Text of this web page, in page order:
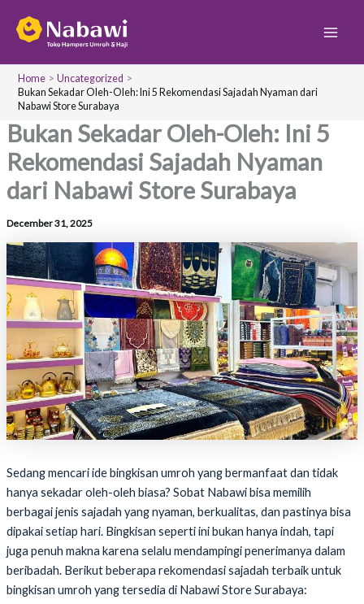
Home
Uncategorized
Bukan Sekadar Oleh-Oleh: Ini 5 Rekomendasi Sajadah Nyaman dari
Nabawi Store Surabaya
Bukan Sekadar Oleh-Oleh: Ini 5
Rekomendasi Sajadah Nyaman
dari Nabawi Store Surabaya
December 31, 2025
Sedang mencari ide bingkisan umroh yang bermanfaat dan tidak
hanya sekadar oleh-oleh biasa? Sobat Nabawi bisa memilih
berbagai jenis sajadah yang nyaman, berkualitas, dan pastinya bisa
dipakai setiap hari. Bingkisan seperti ini bukan hanya indah, tapi
juga penuh makna karena selalu mendampingi penerimanya dalam
beribadah. Berikut beberapa rekomendasi sajadah terbaik untuk
bingkisan umroh yang tersedia di Nabawi Store Surabaya:
e
a
c
h